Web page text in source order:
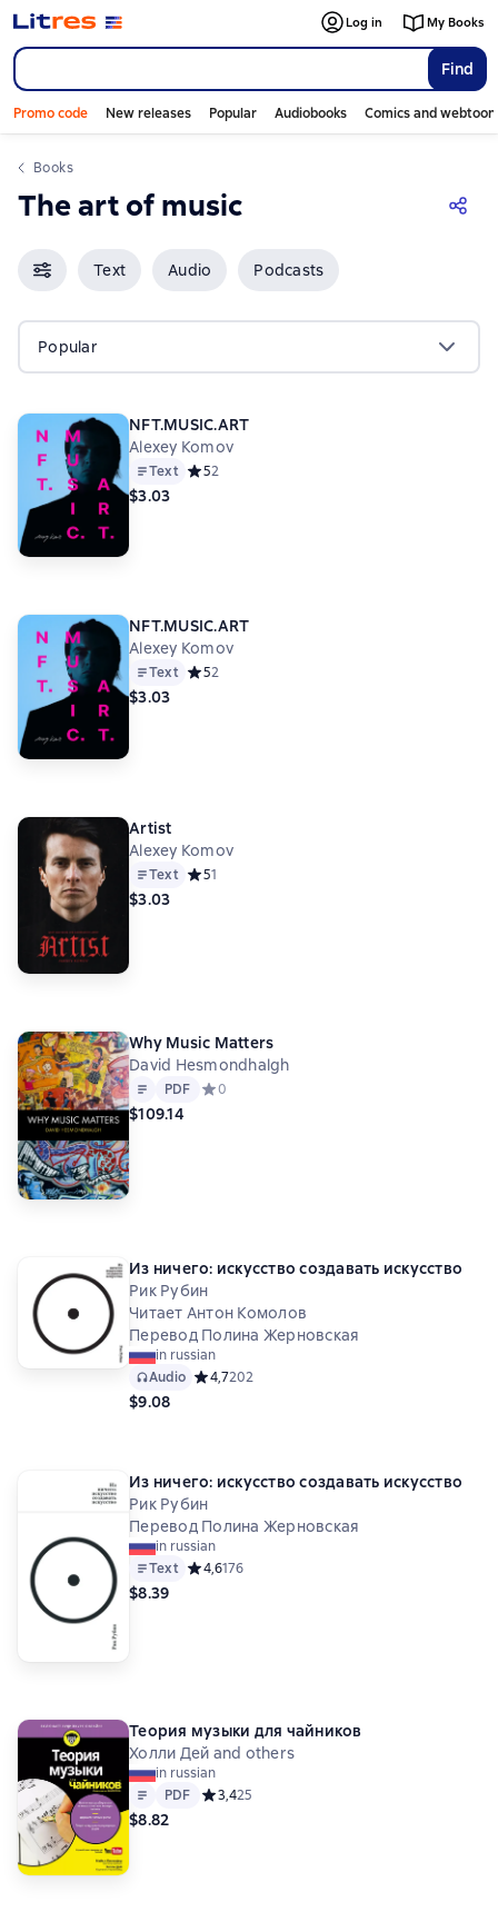
Find
Log in My Books
Promo code New releases Popular Audiobooks Comics and
Books
The art of music
Text Audio Podcasts
Popular
NFT.MUSIC.ART
Alexey Komov
Text Средний рейтинг 5 на основе 2 оценок
52
$3.03
NFT.MUSIC.ART
Alexey Komov
Text Средний рейтинг 5 на основе 2 оценок
52
$3.03
Artist
Alexey Komov
Text Средний рейтинг 5 на основе 1 оценок
51
$3.03
Why Music Matters
David Hesmondhalgh
Text PDF
PDF Средний рейтинг 0 на основе 0 оценок
0
$109.14
Из ничего: искусство создавать искусство
Рик Рубин
Читает Антон Комолов
Перевод Полина Жерновская
in russian
Audio Средний рейтинг 4,7 на основе 202 оценок
4,7202
$9.08
Из ничего: искусство создавать искусство
Рик Рубин
Перевод Полина Жерновская
in russian
Text Средний рейтинг 4,6 на основе 176 оценок
4,6176
$8.39
Теория музыки для чайников
Холли Дей and others
in russian
Text
PDF
PDF Средний рейтинг 3,4 на основе 25 оценок
3,425
$8.82